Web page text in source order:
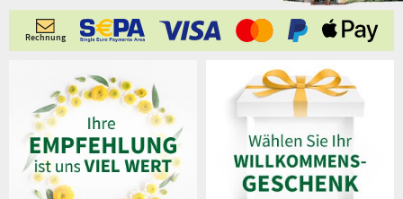
Rechnung